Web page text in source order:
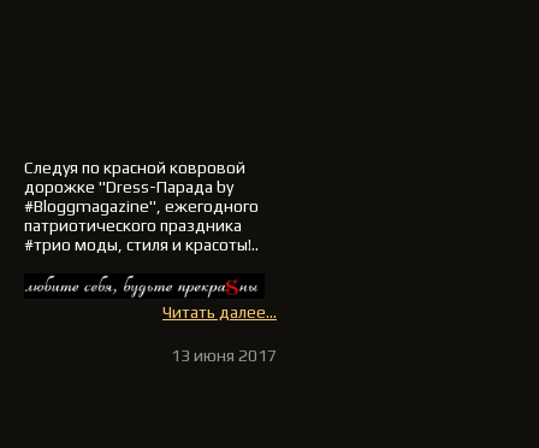
Следуя по красной ковровой
дорожке "Dress-Парада by
#Bloggmagazine" , ежегодного
патриотического праздника
#трио моды, стиля и красоты!..
Читать далее...
13 июня 2017